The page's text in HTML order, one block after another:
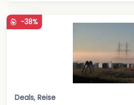
-38%
Deals, Reise